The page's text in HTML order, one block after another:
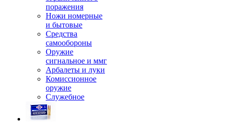
поражения
Ножи номерные
и бытовые
Средства
самообороны
Оружие
сигнальное и ммг
Арбалеты и луки
Комиссионное
оружие
Служебное